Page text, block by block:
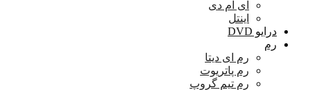
ای ام دی
اینتل
درایو DVD
رم
رم ای دیتا
رم پاتریوت
رم تیم گروپ